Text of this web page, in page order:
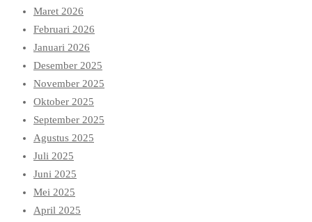
Maret 2026
Februari 2026
Januari 2026
Desember 2025
November 2025
Oktober 2025
September 2025
Agustus 2025
Juli 2025
Juni 2025
Mei 2025
April 2025